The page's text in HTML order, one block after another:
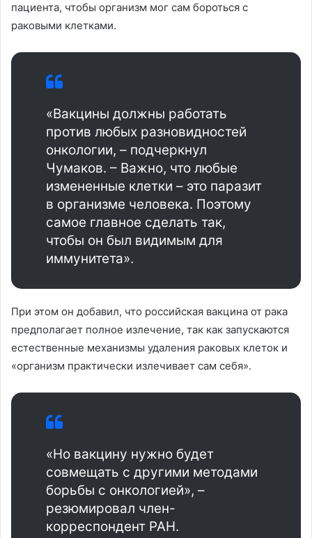
пациента, чтобы организм мог сам бороться с
раковыми клетками.
«Вакцины должны работать
против любых разновидностей
онкологии, – подчеркнул
Чумаков. – Важно, что любые
измененные клетки – это паразит
в организме человека. Поэтому
самое главное сделать так,
чтобы он был видимым для
иммунитета».
При этом он добавил, что российская вакцина от рака
предполагает полное излечение, так как запускаются
естественные механизмы удаления раковых клеток и
«организм практически излечивает сам себя».
«Но вакцину нужно будет
совмещать с другими методами
борьбы с онкологией», –
резюмировал член-
корреспондент РАН.